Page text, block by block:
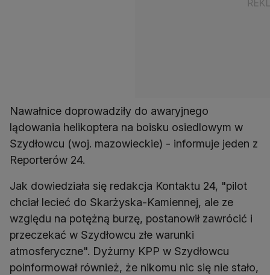
Nawałnice doprowadziły do awaryjnego
lądowania helikoptera na boisku osiedlowym w
Szydłowcu (woj. mazowieckie) - informuje jeden z
Reporterów 24.
Jak dowiedziała się redakcja Kontaktu 24, "pilot
chciał lecieć do Skarżyska-Kamiennej, ale ze
względu na potężną burzę, postanowił zawrócić i
przeczekać w Szydłowcu złe warunki
atmosferyczne". Dyżurny KPP w Szydłowcu
poinformował również, że nikomu nic się nie stało,